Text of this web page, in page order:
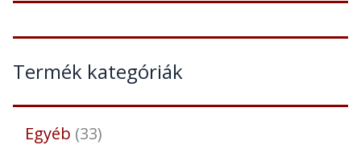
Termék kategóriák
Egyéb 33